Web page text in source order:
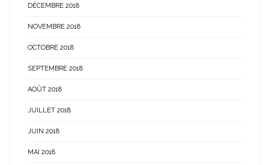
DÉCEMBRE 2018
NOVEMBRE 2018
OCTOBRE 2018
SEPTEMBRE 2018
AOÛT 2018
JUILLET 2018
JUIN 2018
MAI 2018